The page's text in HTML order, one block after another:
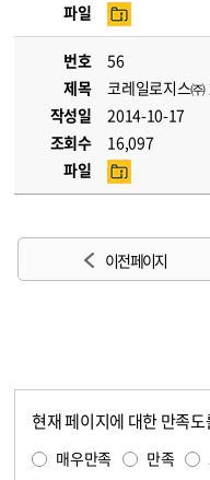
파일
번호
56
제목
코레일로지스
작성일
2014-10-17
조회수
16,097
파일
이전 페이지
현재 페이지에 대한 만족
매우만족 만족